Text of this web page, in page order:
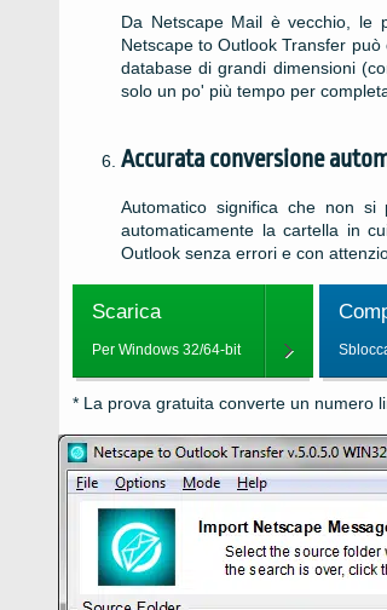
Da Netscape Mail è vecchio, le
Netscape to Outlook Transfer può
database di grandi dimensioni
solo un po' più tempo per
Accurata conversione
Automatico significa che non
automaticamente la cartella in
Outlook senza errori e con
Scarica
Per Windows 32/64-bit
* La prova gratuita converte un numero